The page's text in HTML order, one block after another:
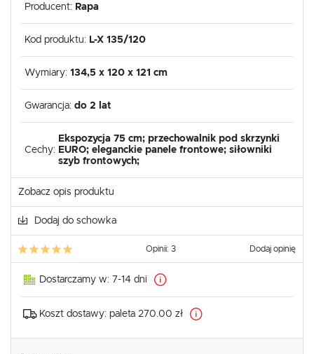
Producent: Rapa
Kod produktu: L-X 135/120
Wymiary: 134,5 x 120 x 121 cm
Gwarancja: do 2 lat
Cechy:
Ekspozycja 75 cm; przechowalnik pod skrzynki
EURO; eleganckie panele frontowe; siłowniki
szyb frontowych;
Zobacz opis produktu
Dodaj do schowka
Opinii: 3 Dodaj opinię
Dostarczamy w: 7-14 dni
Koszt dostawy: paleta 270.00 zł